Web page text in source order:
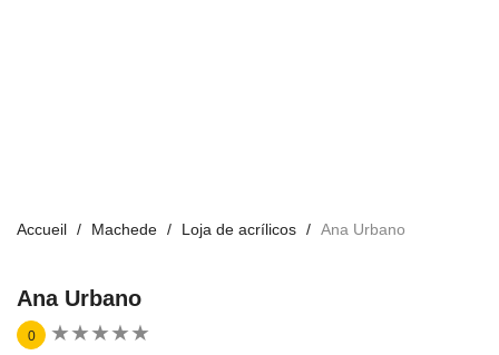
Accueil Machede Loja de acrílicos Ana Urbano
Ana Urbano
0 ★★★★★
★★★★★